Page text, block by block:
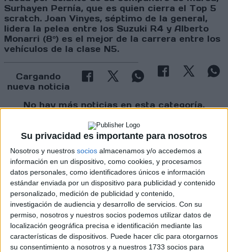
Su privacidad es importante para nosotros
Nosotros y nuestros socios almacenamos y/o accedemos a
información en un dispositivo, como cookies, y procesamos
datos personales, como identificadores únicos e información
estándar enviada por un dispositivo para publicidad y contenido
personalizado, medición de publicidad y contenido,
investigación de audiencia y desarrollo de servicios. Con su
permiso, nosotros y nuestros socios podemos utilizar datos de
localización geográfica precisa e identificación mediante las
características de dispositivos. Puede hacer clic para otorgarnos
su consentimiento a nosotros y a nuestros 1733 socios para
Surhayen Pernía, que es quien cierra el Top 5
scratch. Joan Vinyes, séptimo de la general,
lidera la pelea entre los Suzuki R4 y Alberto
Monarri (8º) es el mejor de la carrera entre los
vehículos de la clase N5.
Cargando
nueva noticia
No hay más noticias en esta categoría.
Rallyes
WRC
S-CER
ERC
CERA